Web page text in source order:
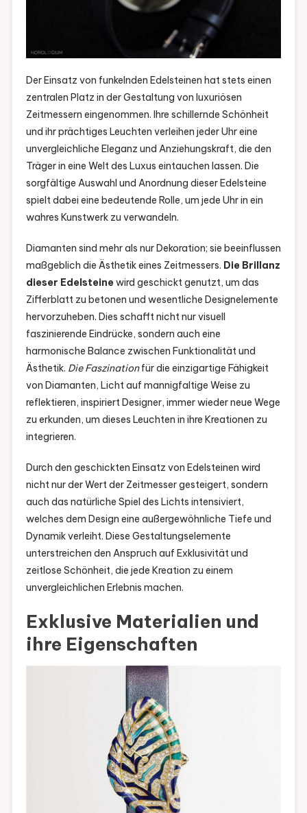
Der Einsatz von funkelnden Edelsteinen hat stets einen
zentralen Platz in der Gestaltung von luxuriösen
Zeitmessern eingenommen. Ihre schillernde Schönheit
und ihr prächtiges Leuchten verleihen jeder Uhr eine
unvergleichliche Eleganz und Anziehungskraft, die den
Träger in eine Welt des Luxus eintauchen lassen. Die
sorgfältige Auswahl und Anordnung dieser Edelsteine
spielt dabei eine bedeutende Rolle, um jede Uhr in ein
wahres Kunstwerk zu verwandeln.
Diamanten sind mehr als nur Dekoration; sie beeinflussen
maßgeblich die Ästhetik eines Zeitmessers. Die Brillanz
dieser Edelsteinewird geschickt genutzt, um das
Zifferblatt zu betonen und wesentliche Designelemente
hervorzuheben. Dies schafft nicht nur visuell
faszinierende Eindrücke, sondern auch eine
harmonische Balance zwischen Funktionalität und
Ästhetik. Die Faszinationfür die einzigartige Fähigkeit
von Diamanten, Licht auf mannigfaltige Weise zu
reflektieren, inspiriert Designer, immer wieder neue Wege
zu erkunden, um dieses Leuchten in ihre Kreationen zu
integrieren.
Durch den geschickten Einsatz von Edelsteinen wird
nicht nur der Wert der Zeitmesser gesteigert, sondern
auch das natürliche Spiel des Lichts intensiviert,
welches dem Design eine außergewöhnliche Tiefe und
Dynamik verleiht. Diese Gestaltungselemente
unterstreichen den Anspruch auf Exklusivität und
zeitlose Schönheit, die jede Kreation zu einem
unvergleichlichen Erlebnis machen.
Exklusive Materialien und
ihre Eigenschaften